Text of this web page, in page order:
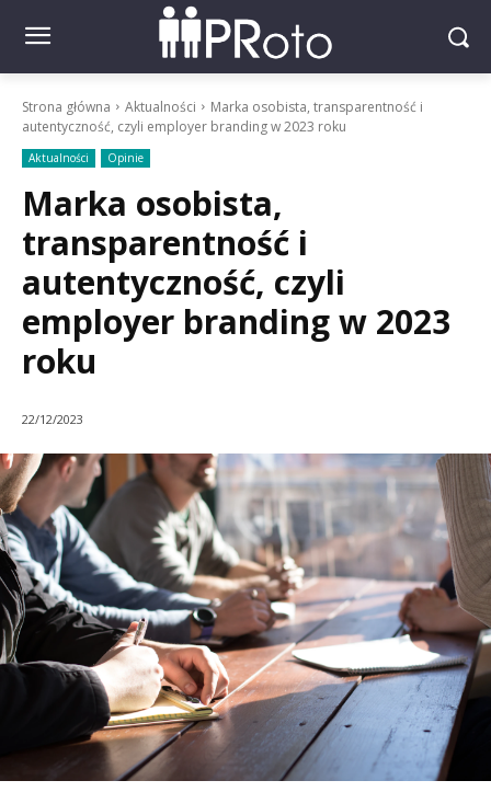
Strona główna Aktualności
Marka osobista, transparentność i
autentyczność, czyli employer branding w 2023 roku
Aktualności Opinie
Marka osobista,
transparentność i
autentyczność, czyli
employer branding w 2023
roku
22/12/2023